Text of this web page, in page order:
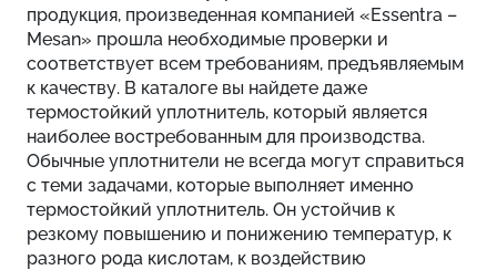
продукция, произведенная компанией «Essentra –
Mesan» прошла необходимые проверки и
соответствует всем требованиям, предъявляемым
к качеству. В каталоге вы найдете даже
термостойкий уплотнитель, который является
наиболее востребованным для производства.
Обычные уплотнители не всегда могут справиться
с теми задачами, которые выполняет именно
термостойкий уплотнитель. Он устойчив к
резкому повышению и понижению температур, к
разного рода кислотам, к воздействию